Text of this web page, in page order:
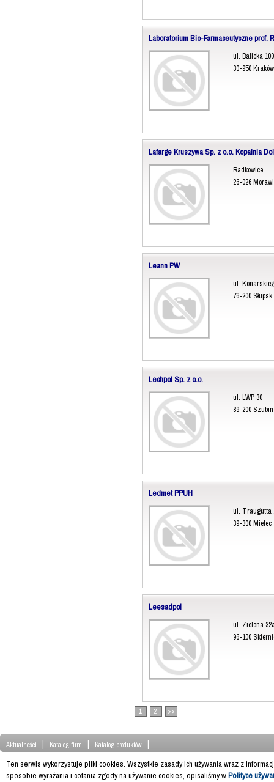
Laboratorium Bio-Farmaceutyczne prof.
ul. Balicka 100
30-950 Kraków
Lafarge Kruszywa Sp. z o.o. Kopalnia
Radkowice
26-026
Leann PW
ul.
76-200 Słupsk
Lechpol Sp. z o.o.
ul. LWP 30
89-200 Szubin
Ledmet PPUH
ul. Traugutta
39-300 Mielec
Leesadpol
ul. Zielona
96-100
1 2 >>
Aktualności | Katalog firm | Katalog produktów
|
Ten serwis wykorzystuje pliki cookies. Wszystkie zasady ich używania wraz z
sposobie wyrażania i cofania zgody na używanie cookies, opisaliśmy wPolityce